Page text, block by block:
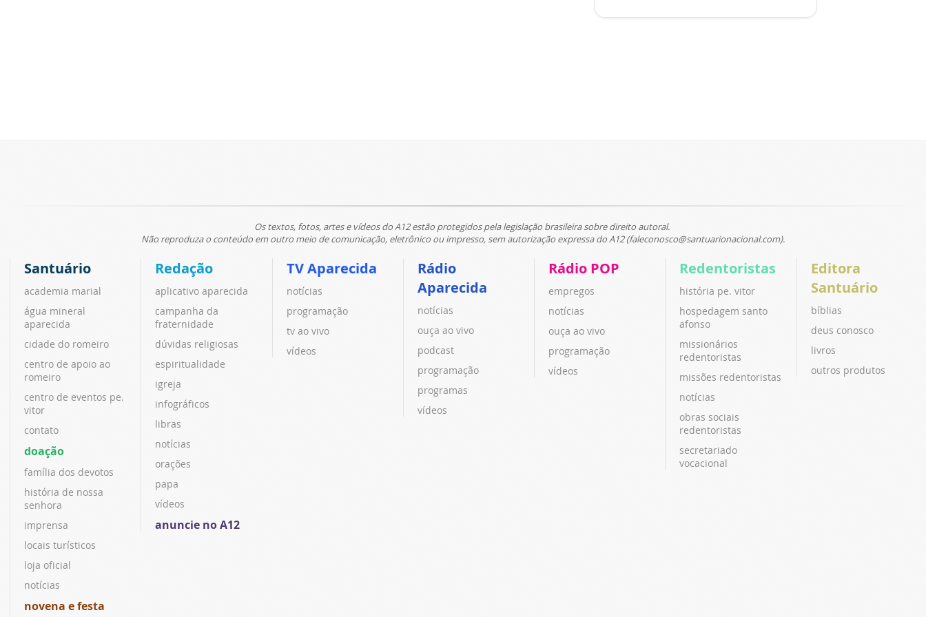
Os textos, fotos, artes e vídeos do A12 estão protegidos pela legislação brasileira sobre direito autoral.
Não reproduza o conteúdo em outro meio de comunicação, eletrônico ou impresso, sem autorização expressa do A12 (faleconosco@santuarionacional.com).
Santuário
academia marial
água mineral
aparecida
cidade do romeiro
centro de apoio ao
romeiro
centro de eventos pe.
vitor
contato
doação
família dos devotos
história de nossa
senhora
imprensa
locais turísticos
loja oficial
notícias
novena e festa
Redação
aplicativo aparecida
campanha da
fraternidade
dúvidas religiosas
espiritualidade
igreja
infográficos
libras
notícias
orações
papa
vídeos
anuncie no A12
TV Aparecida
notícias
programação
tv ao vivo
vídeos
Rádio
Aparecida
notícias
ouça ao vivo
podcast
programação
programas
vídeos
Rádio POP
empregos
notícias
ouça ao vivo
programação
vídeos
Redentoristas
história pe. vitor
hospedagem santo
afonso
missionários
redentoristas
missões redentoristas
notícias
obras sociais
redentoristas
secretariado
vocacional
Editora
Santuário
bíblias
deus conosco
livros
outros produtos